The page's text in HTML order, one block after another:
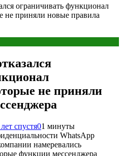
ограничивать функционал
не приняли новые правила
не приняли
спустя01 минуты
WhatsApp
намеревались
функции мессенджера